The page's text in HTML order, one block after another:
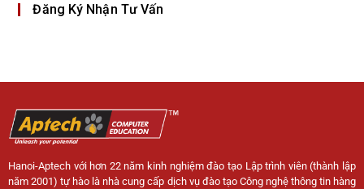
Đăng Ký Nhận Tư Vấn
Hanoi-Aptech với hơn 22 năm kinh nghiệm đào tạo Lập trình viên (thành lập
năm 2001) tự hào là nhà cung cấp dịch vụ đào tạo Công nghệ thông tin hàng